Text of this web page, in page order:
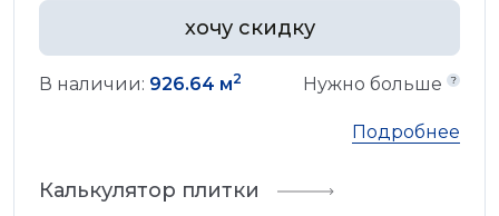
хочу скидку
В наличии: 926.64 м2 Нужно больше
Подробнее
Калькулятор плитки